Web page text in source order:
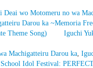
wo Motomeru no wa
Darou ka ~Memoria
Theme Song)
Iguchi
Machigatteiru Darou ka,
Idol Festival: